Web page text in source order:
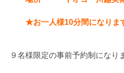
★お一人様10分間になりま
９名様限定の事前予約制になり